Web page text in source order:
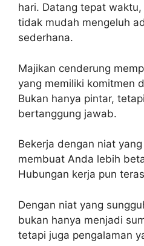
hari. Datang tepat
tidak mudah mengeluh
sederhana.
Majikan cenderung
yang memiliki komitmen
Bukan hanya pintar,
bertanggung jawab.
Bekerja dengan niat
membuat Anda lebih
Hubungan kerja pun
Dengan niat yang
bukan hanya menjadi
tetapi juga pengalaman